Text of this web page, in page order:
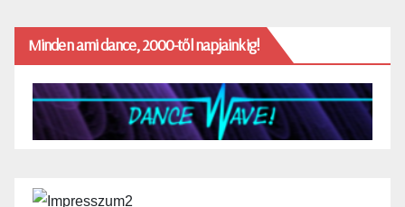
Minden ami dance, 2000-től napjainkig!